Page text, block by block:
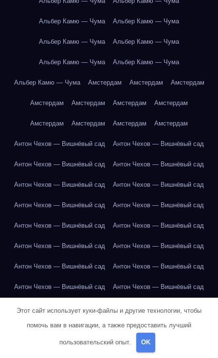
Альбер Камю — Чума Альбер Камю — Чума
Альбер Камю — Чума Альбер Камю — Чума
Альбер Камю — Чума Альбер Камю — Чума
Альбер Камю — Чума Амстердам Амстердам Амстердам
Амстердам Амстердам Амстердам Амстердам
Амстердам Амстердам Амстердам Амстердам
Антон Чехов — Вишнёвый сад Антон Чехов — Вишнёвый сад
Антон Чехов — Вишнёвый сад Антон Чехов — Вишнёвый сад
Антон Чехов — Вишнёвый сад Антон Чехов — Вишнёвый сад
Антон Чехов — Вишнёвый сад Антон Чехов — Вишнёвый сад
Антон Чехов — Вишнёвый сад Антон Чехов — Вишнёвый сад
Антон Чехов — Вишнёвый сад Антон Чехов — Вишнёвый сад
Антон Чехов — Вишнёвый сад Антон Чехов — Вишнёвый сад
Антон Чехов — Вишнёвый сад Антон Чехов — Вишнёвый сад
Антон Чехов — Вишнёвый сад
Апельсин Апельсин Апельсин Апельсин Апельсин
Этот сайт использует куки-файлы и другие технологии, чтобы
помочь вам в навигации, а также предоставить лучший
пользовательский опыт. OK